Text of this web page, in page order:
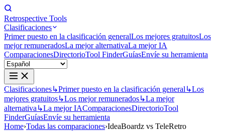
Retrospective Tools
Clasificaciones
Primer puesto en la clasificación generalLos mejores gratuitosLos
mejor remuneradosLa mejor alternativaLa mejor IA
ComparacionesDirectorioTool FinderGuíasEnvíe su herramienta
Clasificaciones↳Primer puesto en la clasificación general ↳Los
mejores gratuitos↳Los mejor remunerados↳La mejor
alternativa ↳La mejor IAComparacionesDirectorioTool
FinderGuíasEnvíe su herramienta
Home›Todas las comparaciones›IdeaBoardz vs TeleRetro